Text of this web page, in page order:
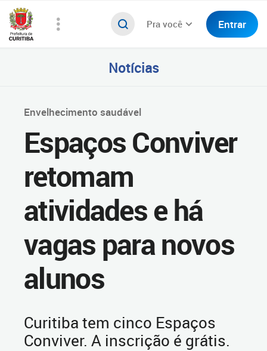
Pra você Entrar
Notícias
Envelhecimento saudável
Espaços Conviver
retomam
atividades e há
vagas para novos
alunos
Curitiba tem cinco Espaços
Conviver. A inscrição é grátis.